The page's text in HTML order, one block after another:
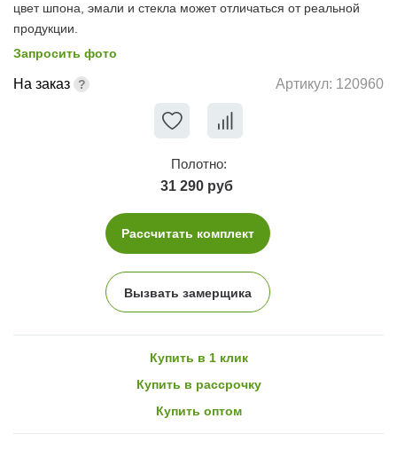
цвет шпона, эмали и стекла может отличаться от реальной
продукции.
Запросить фото
На заказ Артикул: 120960
Полотно:
31 290 руб
Рассчитать комплект
Вызвать замерщика
Купить в 1 клик
Купить в рассрочку
Купить оптом